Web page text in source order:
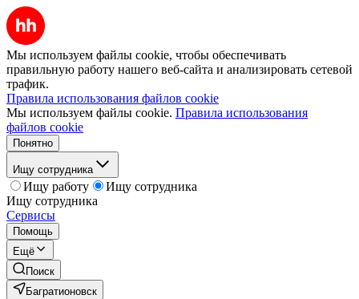
Мы используем файлы cookie, чтобы обеспечивать
правильную работу нашего веб-сайта и анализировать сетевой
трафик.
Правила использования файлов cookie
Мы используем файлы cookie. Правила использования
файлов cookie
Понятно
Ищу сотрудника
Ищу работу
Ищу сотрудника
Ищу сотрудника
Сервисы
Помощь
Ещё
Поиск
Багратионовск